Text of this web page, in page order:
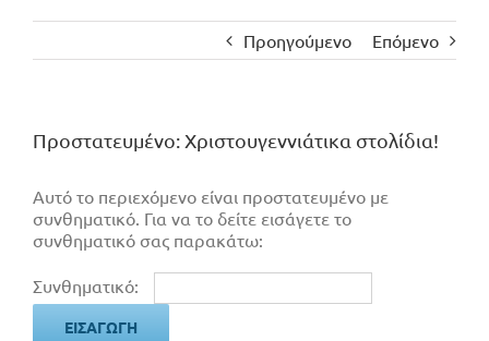
Προηγούμενο Επόμενο
Πρoστατευμένο: Χριστουγεννιάτικα στολίδια!
Αυτό το περιεχόμενο είναι προστατευμένο με
συνθηματικό. Για να το δείτε εισάγετε το
συνθηματικό σας παρακάτω:
Συνθηματικό: